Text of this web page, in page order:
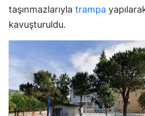
taşınmazlarıyla trampa
kavuşturuldu.